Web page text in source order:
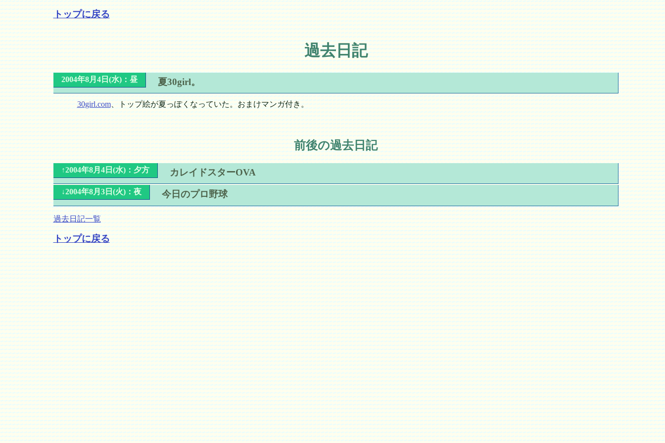
トップに戻る
過去日記
2004年8月4日(水)：昼 夏30girl。
30girl.com、トップ絵が夏っぽくなっていた。おまけマンガ付き。
前後の過去日記
↑2004年8月4日(水)：夕方 カレイドスターOVA
↓2004年8月3日(火)：夜 今日のプロ野球
過去日記一覧
トップに戻る